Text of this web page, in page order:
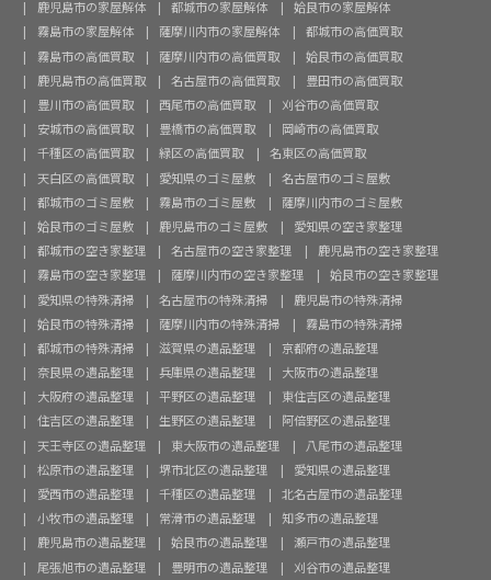
鹿児島市の家屋解体
都城市の家屋解体
姶良市の家屋解体
霧島市の家屋解体
薩摩川内市の家屋解体
都城市の高価買取
霧島市の高価買取
薩摩川内市の高価買取
姶良市の高価買取
鹿児島市の高価買取
名古屋市の高価買取
豊田市の高価買取
豊川市の高価買取
西尾市の高価買取
刈谷市の高価買取
安城市の高価買取
豊橋市の高価買取
岡崎市の高価買取
千種区の高価買取
緑区の高価買取
名東区の高価買取
天白区の高価買取
愛知県のゴミ屋敷
名古屋市のゴミ屋敷
都城市のゴミ屋敷
霧島市のゴミ屋敷
薩摩川内市のゴミ屋敷
姶良市のゴミ屋敷
鹿児島市のゴミ屋敷
愛知県の空き家整理
都城市の空き家整理
名古屋市の空き家整理
鹿児島市の空き家整理
霧島市の空き家整理
薩摩川内市の空き家整理
姶良市の空き家整理
愛知県の特殊清掃
名古屋市の特殊清掃
鹿児島市の特殊清掃
姶良市の特殊清掃
薩摩川内市の特殊清掃
霧島市の特殊清掃
都城市の特殊清掃
滋賀県の遺品整理
京都府の遺品整理
奈良県の遺品整理
兵庫県の遺品整理
大阪市の遺品整理
大阪府の遺品整理
平野区の遺品整理
東住吉区の遺品整理
住吉区の遺品整理
生野区の遺品整理
阿倍野区の遺品整理
天王寺区の遺品整理
東大阪市の遺品整理
八尾市の遺品整理
松原市の遺品整理
堺市北区の遺品整理
愛知県の遺品整理
愛西市の遺品整理
千種区の遺品整理
北名古屋市の遺品整理
小牧市の遺品整理
常滑市の遺品整理
知多市の遺品整理
鹿児島市の遺品整理
姶良市の遺品整理
瀬戸市の遺品整理
尾張旭市の遺品整理
豊明市の遺品整理 刈谷市の遺品整理